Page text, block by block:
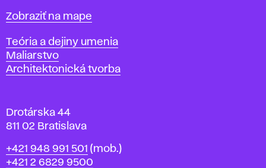
i
l
a
v
Mapa
Zobraziť na mape
Katedry
Teória a dejiny umenia
Maliarstvo
Architektonická tvorba
Drotárska 44
811 02 Bratislava
Telefón
+421 948 991 501 (mob.)
+421 2 6829 9500